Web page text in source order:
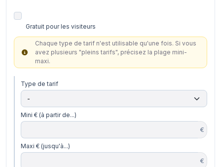
Gratuit pour les visiteurs
Chaque type de tarif n'est utilisable qu'une fois. Si vous
avez plusieurs "pleins tarifs", précisez la plage mini-
maxi.
Type de tarif
Mini € (à partir de...)
€
Maxi € (jusqu'à...)
€